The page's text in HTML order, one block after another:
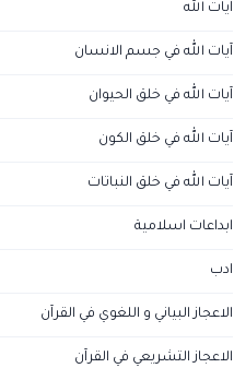
آيات الله
آيات الله في جسم الانسان
آيات الله في خلق الحيوان
آيات الله في خلق الكون
آيات الله في خلق النباتات
ابداعات اسلامية
ادب
الاعجاز البياني و اللغوي في القرآن
الاعجاز التشريعي في القرآن